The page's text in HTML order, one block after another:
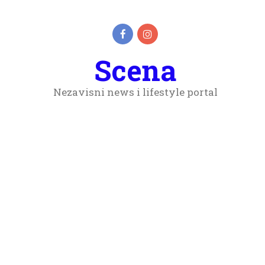
Scena
Nezavisni news i lifestyle portal